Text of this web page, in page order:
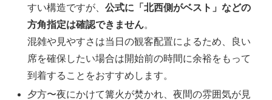
すい構造ですが、公式に「北西側がベスト」などの
方角指定は確認できません。
混雑や見やすさは当日の観客配置によるため、良い
席を確保したい場合は開始前の時間に余裕をもって
到着することをおすすめします。
夕方〜夜にかけて篝火が焚かれ、夜間の雰囲気が見